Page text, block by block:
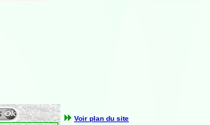
Voir plan du site